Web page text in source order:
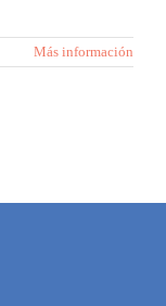
Más información